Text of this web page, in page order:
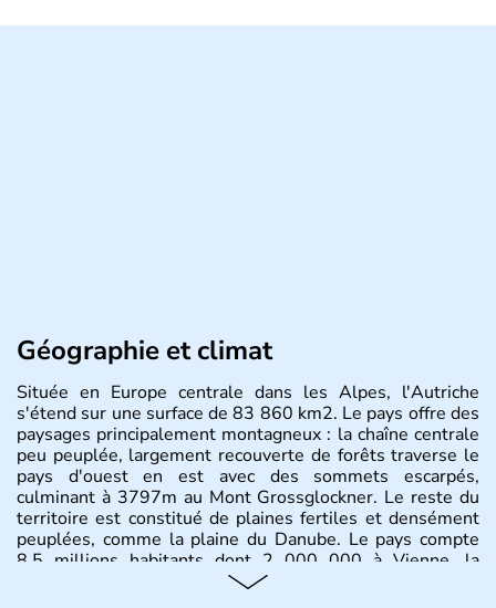
Géographie et climat
Située en Europe centrale dans les Alpes, l'Autriche
s'étend sur une surface de 83 860 km2. Le pays offre des
paysages principalement montagneux : la chaîne centrale
peu peuplée, largement recouverte de forêts traverse le
pays d'ouest en est avec des sommets escarpés,
culminant à 3797m au Mont Grossglockner. Le reste du
territoire est constitué de plaines fertiles et densément
peuplées, comme la plaine du Danube. Le pays compte
8.5 millions habitants dont 2 000 000 à Vienne, la